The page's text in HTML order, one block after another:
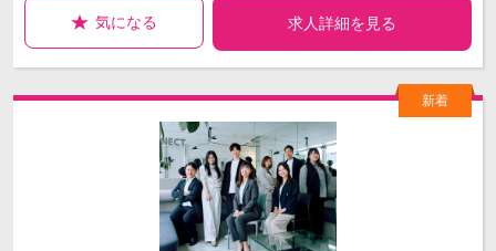
気になる 求人詳細を見る